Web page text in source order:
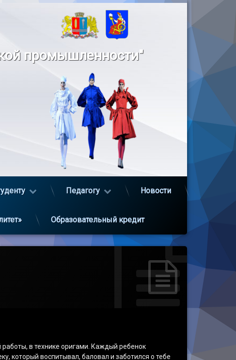
промышленности"
Педагогу Новости
Образовательный кредит
в технике оригами. Каждый ребенок
который воспитывал, баловал и заботился о тебе